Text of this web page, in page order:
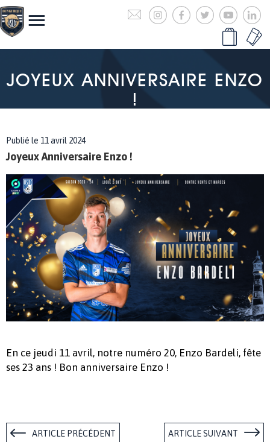
JOYEUX ANNIVERSAIRE ENZO
!
Publié le 11 avril 2024
Joyeux Anniversaire Enzo !
En ce jeudi 11 avril, notre numéro 20, Enzo Bardeli, fête
ses 23 ans ! Bon anniversaire Enzo !
ARTICLE PRÉCÉDENT ARTICLE SUIVANT